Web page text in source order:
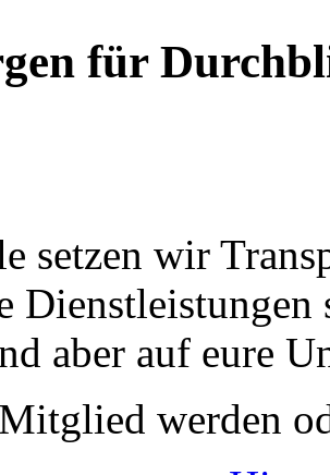
für
setzen wir
Dienstleistungen
aber auf eure
werden